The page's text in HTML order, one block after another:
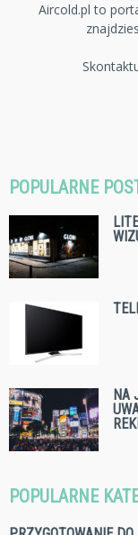
Aircold.pl to
POPULARNE
NA
POPULARNE